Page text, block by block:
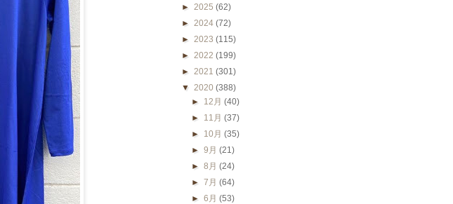
► 2025 (62)
► 2024 (72)
► 2023 (115)
► 2022 (199)
► 2021 (301)
▼ 2020 (388)
► 12月(40)
► 11月(37)
► 10月(35)
►9月(21)
►8月(24)
►7月(64)
►6月(53)